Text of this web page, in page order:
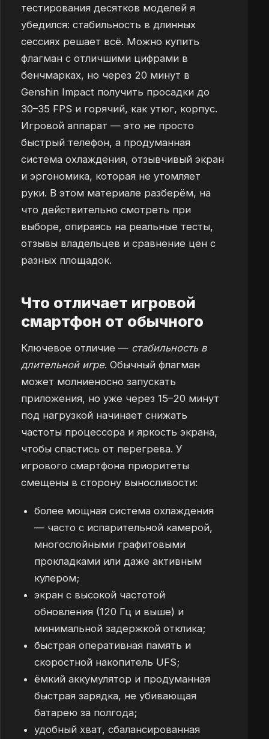
тестирования десятков моделей я
убедился: стабильность в длинных
сессиях решает всё. Можно купить
флагман с отличшими цифрами в
бенчмарках, но через 20 минут в
Genshin Impact получить просадки до
30–35 FPS и горячий, как утюг, корпус.
Игровой аппарат — это не просто
быстрый телефон, а продуманная
система охлаждения, отзывчивый экран
и эргономика, которая не утомляет
руки. В этом материале разберём, на
что действительно смотреть при
выборе, опираясь на реальные тесты,
отзывы владельцев и сравнение цен с
разных площадок.
Что отличает игровой
смартфон от обычного
Ключевое отличие — стабильность в
длительной игре. Обычный флагман
может молниеносно запускать
приложения, но уже через 15–20 минут
под нагрузкой начинает снижать
частоты процессора и яркость экрана,
чтобы спастись от перегрева. У
игрового смартфона приоритеты
смещены в сторону выносливости:
более мощная система охлаждения
— часто с испарительной камерой,
многослойными графитовыми
прокладками или даже активным
кулером;
экран с высокой частотой
обновления (120 Гц и выше) и
минимальной задержкой отклика;
быстрая оперативная память и
скоростной накопитель UFS;
ёмкий аккумулятор и продуманная
быстрая зарядка, не убивающая
батарею за полгода;
удобный хват, сбалансированная